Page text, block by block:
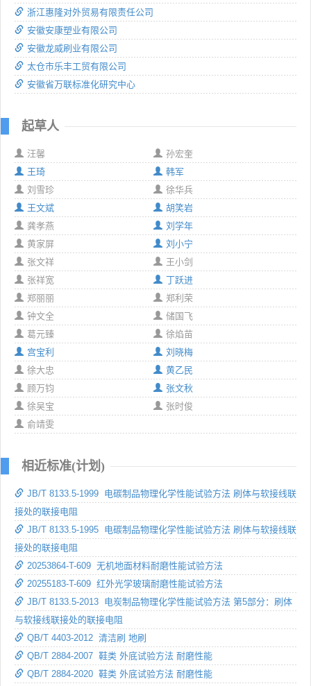
浙江惠隆对外贸易有限责任公司
安徽安康塑业有限公司
安徽龙威刷业有限公司
太仓市乐丰工贸有限公司
安徽省万联标准化研究中心
起草人
汪馨
孙宏奎
王琦
韩军
刘雪珍
徐华兵
王文斌
胡笑岩
龚孝燕
刘学年
黄家屏
刘小宁
张文祥
王小剑
张祥宽
丁跃进
郑丽丽
郑利荣
钟文全
储国飞
葛元臻
徐焰苗
宫宝利
刘晓梅
徐大忠
黄乙民
顾万钧
张文秋
徐吴宝
张时俊
俞靖雯
相近标准(计划)
JB/T 8133.5-1999 电碳制品物理化学性能试验方法 刷体与软接线联
接处的联接电阻
JB/T 8133.5-1995 电碳制品物理化学性能试验方法 刷体与软接线联
接处的联接电阻
20253864-T-609 无机地面材料耐磨性能试验方法
20255183-T-609 红外光学玻璃耐磨性能试验方法
JB/T 8133.5-2013 电炭制品物理化学性能试验方法 第5部分：刷体
与软接线联接处的联接电阻
QB/T 4403-2012 清洁刷 地刷
QB/T 2884-2007 鞋类 外底试验方法 耐磨性能
QB/T 2884-2020 鞋类 外底试验方法 耐磨性能